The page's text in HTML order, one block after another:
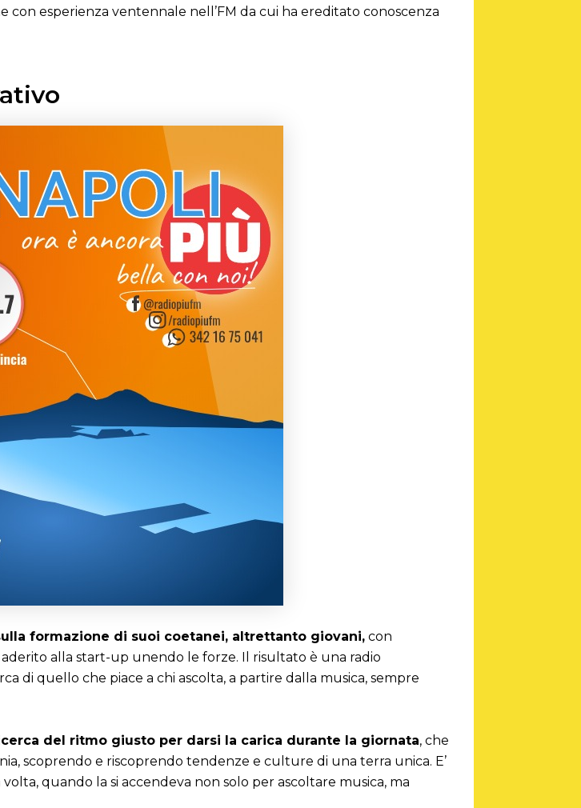
con esperienza ventennale nell’FM da cui ha ereditato conoscenza
formazione di suoi coetanei, altrettanto giovani, con
alla start-up unendo le forze. Il risultato è una radio
di quello che piace a chi ascolta, a partire dalla musica, sempre
del ritmo giusto per darsi la carica durante la giornata, che
scoprendo e riscoprendo tendenze e culture di una terra unica. E’
quando la si accendeva non solo per ascoltare musica, ma